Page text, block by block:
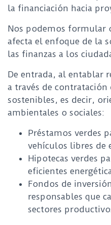
la financiación hacia
Nos podemos formular
afecta el enfoque de la
las finanzas a los
De entrada, al entablar
a través de
sostenibles, es decir,
ambientales o sociales:
Préstamos verdes
vehículos libres de
Hipotecas verdes
eficientes
Fondos de
responsables que
sectores